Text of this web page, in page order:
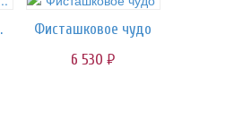
Фисташковое чудо
6 530 руб.